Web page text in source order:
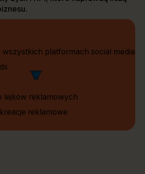
wszystkich platformach social media
lejków reklamowych
reklamowe